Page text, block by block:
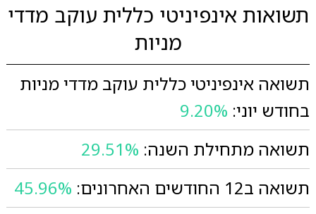
תשואות אינפיניטי כללית עוקב מדדי
מניות
תשואה אינפיניטי כללית עוקב מדדי מניות
בחודש יוני: 9.20%
תשואה מתחילת השנה: 29.51%
תשואה ב12 החודשים האחרונים:
45.96%